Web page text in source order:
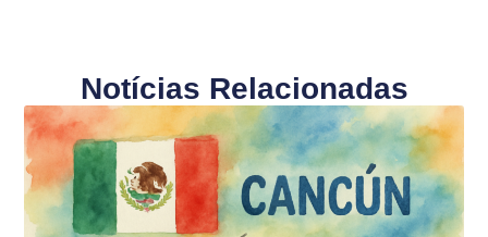
Notícias Relacionadas